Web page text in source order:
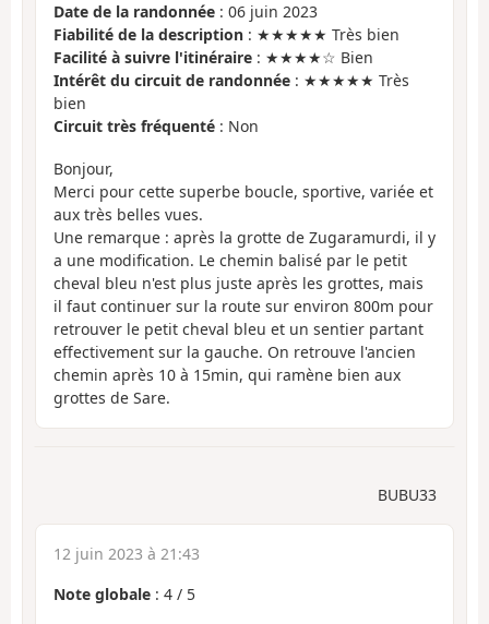
Date de la randonnée : 06 juin 2023
Fiabilité de la description : ★★★★★ Très bien
Facilité à suivre l'itinéraire : ★★★★☆ Bien
Intérêt du circuit de randonnée : ★★★★★ Très
bien
Circuit très fréquenté : Non
Bonjour,
Merci pour cette superbe boucle, sportive, variée et
aux très belles vues.
Une remarque : après la grotte de Zugaramurdi, il y
a une modification. Le chemin balisé par le petit
cheval bleu n'est plus juste après les grottes, mais
il faut continuer sur la route sur environ 800m pour
retrouver le petit cheval bleu et un sentier partant
effectivement sur la gauche. On retrouve l'ancien
chemin après 10 à 15min, qui ramène bien aux
grottes de Sare.
BUBU33
12 juin 2023 à 21:43
Note globale : 4 / 5